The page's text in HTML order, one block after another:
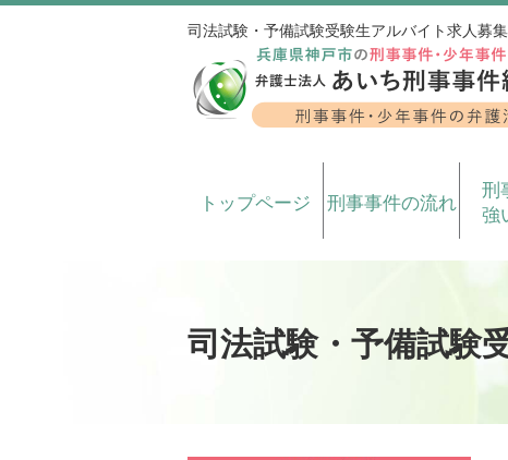
司法試験・予備試験受験生アルバイト求人募
トップページ 刑事事件の流れ
刑
強
司法試験・予備試験